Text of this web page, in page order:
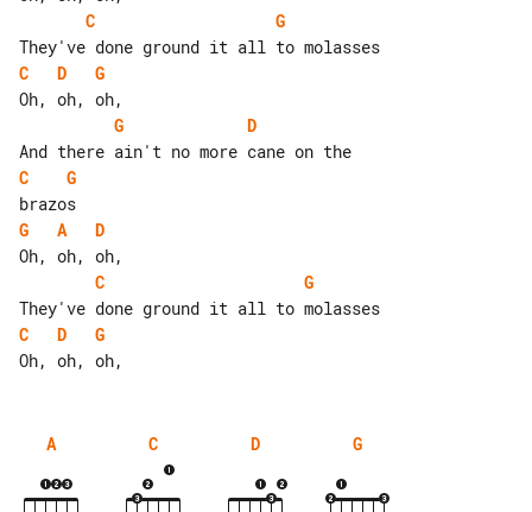
C
G
C
D
G
G
D
C
G
G
A
D
C
G
C
D
G
A C D G